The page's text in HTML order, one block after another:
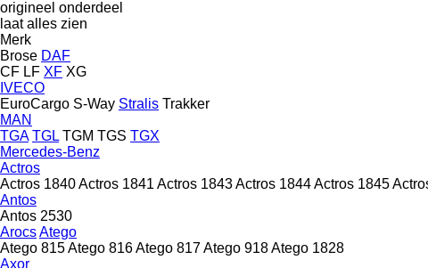
origineel onderdeel
laat alles zien
Merk
Brose DAF
CF LF XF XG
IVECO
EuroCargo S-Way Stralis Trakker
MAN
TGA TGL TGM TGS TGX
Mercedes-Benz
Actros
Actros 1840Actros 1841 Actros 1843Actros 1844Actros 1845
Antos
Antos 2530
ArocsAtego
Atego 815Atego 816Atego 817Atego 918Atego 1828
Axor